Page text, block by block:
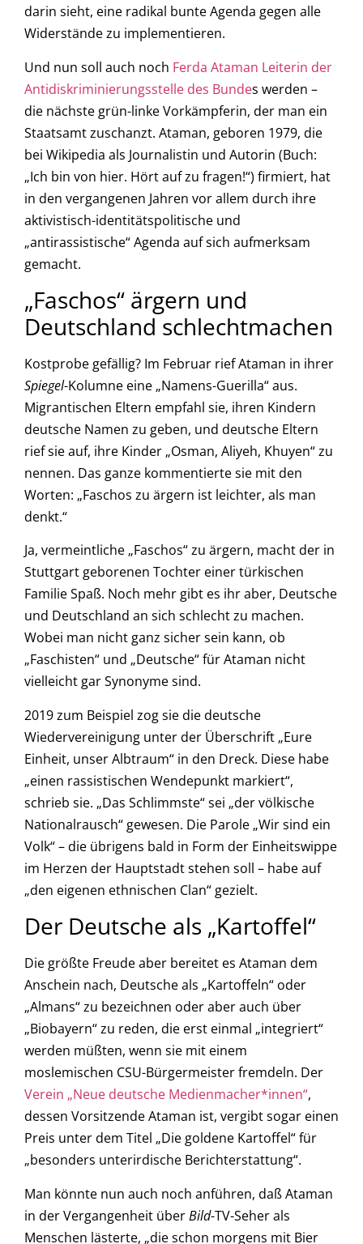
darin sieht, eine radikal bunte Agenda gegen alle
Widerstände zu implementieren.
Und nun soll auch noch Ferda Ataman Leiterin der
Antidiskriminierungsstelle des Bundes werden –
die nächste grün-linke Vorkämpferin, der man ein
Staatsamt zuschanzt. Ataman, geboren 1979, die
bei Wikipedia als Journalistin und Autorin (Buch:
„Ich bin von hier. Hört auf zu fragen!“) firmiert, hat
in den vergangenen Jahren vor allem durch ihre
aktivistisch-identitätspolitische und
„antirassistische“ Agenda auf sich aufmerksam
gemacht.
„Faschos“ ärgern und
Deutschland schlechtmachen
Kostprobe gefällig? Im Februar rief Ataman in ihrer
Spiegel-Kolumne eine „Namens-Guerilla“ aus.
Migrantischen Eltern empfahl sie, ihren Kindern
deutsche Namen zu geben, und deutsche Eltern
rief sie auf, ihre Kinder „Osman, Aliyeh, Khuyen“ zu
nennen. Das ganze kommentierte sie mit den
Worten: „Faschos zu ärgern ist leichter, als man
denkt.“
Ja, vermeintliche „Faschos“ zu ärgern, macht der in
Stuttgart geborenen Tochter einer türkischen
Familie Spaß. Noch mehr gibt es ihr aber, Deutsche
und Deutschland an sich schlecht zu machen.
Wobei man nicht ganz sicher sein kann, ob
„Faschisten“ und „Deutsche“ für Ataman nicht
vielleicht gar Synonyme sind.
2019 zum Beispiel zog sie die deutsche
Wiedervereinigung unter der Überschrift „Eure
Einheit, unser Albtraum“ in den Dreck. Diese habe
„einen rassistischen Wendepunkt markiert“,
schrieb sie. „Das Schlimmste“ sei „der völkische
Nationalrausch“ gewesen. Die Parole „Wir sind ein
Volk“ – die übrigens bald in Form der Einheitswippe
im Herzen der Hauptstadt stehen soll – habe auf
„den eigenen ethnischen Clan“ gezielt.
Der Deutsche als „Kartoffel“
Die größte Freude aber bereitet es Ataman dem
Anschein nach, Deutsche als „Kartoffeln“ oder
„Almans“ zu bezeichnen oder aber auch über
„Biobayern“ zu reden, die erst einmal „integriert“
werden müßten, wenn sie mit einem
moslemischen CSU-Bürgermeister fremdeln. Der
Verein „Neue deutsche Medienmacher*innen“,
dessen Vorsitzende Ataman ist, vergibt sogar einen
Preis unter dem Titel „Die goldene Kartoffel“ für
„besonders unterirdische Berichterstattung“.
Man könnte nun auch noch anführen, daß Ataman
in der Vergangenheit überBild-TV-Seher als
Menschen lästerte, „die schon morgens mit Bier